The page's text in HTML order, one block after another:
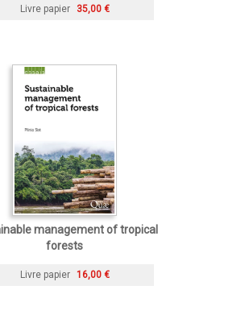
Livre papier 35,00 €
management of tropical
forests
Livre papier 16,00 €